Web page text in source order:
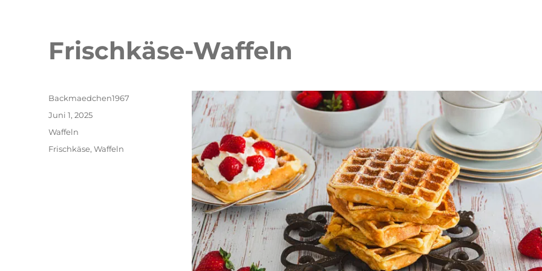
Frischkäse-Waffeln
Autor
Backmaedchen1967
Veröffentlicht
Juni 1, 2025
Kategorien
Waffeln
Schlagwörter
Frischkäse,Waffeln